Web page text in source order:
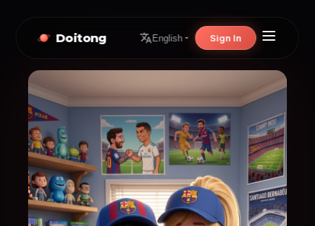
Doitong English Sign In